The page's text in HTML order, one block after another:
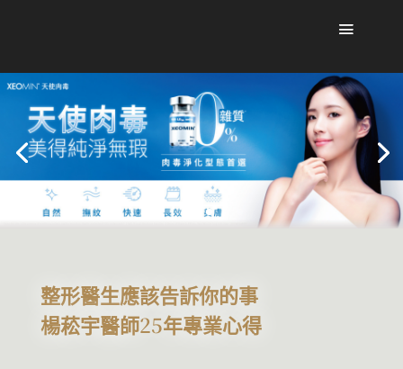
整形醫生應該告訴你的事
楊菘宇醫師25年專業心得